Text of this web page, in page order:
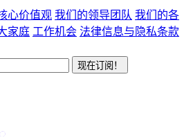
心价值观 我们的领导团队 我们的各
家庭 工作机会 法律信息与隐私条款